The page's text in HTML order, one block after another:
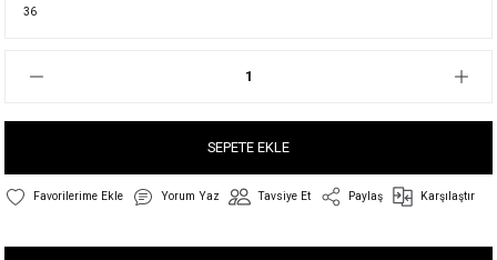
SEPETE EKLE
Yorum Yaz Tavsiye Et Paylaş Karşılaştır